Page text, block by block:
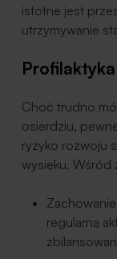
istotne jest
utrzymywanie
Choć trudno
osierdziu,
ryzyko rozwoju
wysięku. Wśród
regularną